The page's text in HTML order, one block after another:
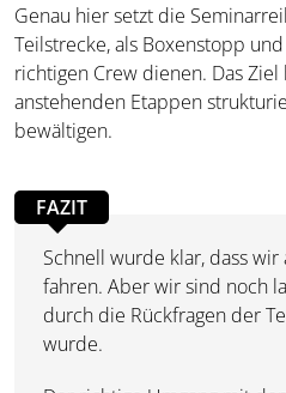
Genau hier setzt die
Teilstrecke, als Boxenstopp
richtigen Crew dienen. Das
anstehenden Etappen
bewältigen.
FAZIT
Schnell wurde klar, dass
fahren. Aber wir sind noch
durch die Rückfragen der
wurde.